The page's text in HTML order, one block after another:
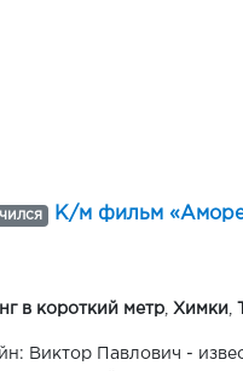
К/м фильм
в короткий метр Химки
Виктор Павлович -